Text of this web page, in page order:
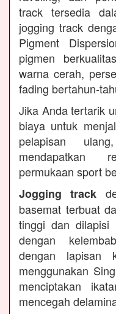
track tersedia
jogging track
Pigment
pigmen
warna cerah,
fading bertahun-
Jika Anda tertarik
biaya untuk
pelapisan
mendapatkan
permukaan sport
Jogging track
basemat terbuat
tinggi dan dilapisi
dengan
dengan lapisan
menggunakan
menciptakan
mencegah